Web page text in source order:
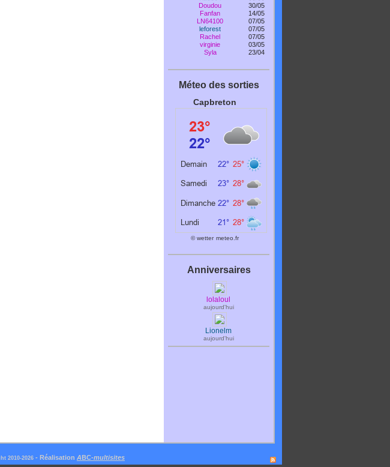
Doudou
30/05
Fanfan
14/05
LN64100
07/05
leforest
07/05
Rachel
07/05
virginie
03/05
Syla
23/04
Méteo des sorties
Capbreton
© wetter meteo.fr
Anniversaires
lolaloul
aujourd'hui
Lionelm
aujourd'hui
2010-2026 - Réalisation A BC-multisites